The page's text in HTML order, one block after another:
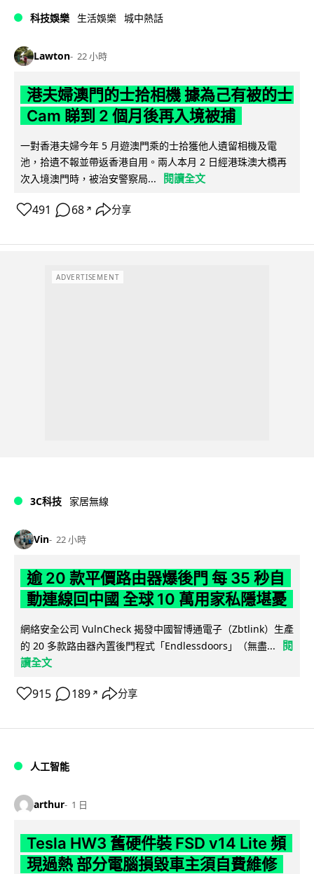
科技娛樂 生活娛樂 城中熱話
Lawton 22 小時
港夫婦澳門的士拾相機 據為己有被的士
Cam 睇到 2 個月後再入境被捕
一對香港夫婦今年 5 月遊澳門乘的士拾獲他人遺留相機及電
池，拾遺不報並帶返香港自用。兩人本月 2 日經港珠澳大橋再
次入境澳門時，被治安警察局...
閱讀全文
491 68 ↗ 分享
ADVERTISEMENT
3C科技 家居無線
Vin 22 小時
逾 20 款平價路由器爆後門 每 35 秒自
動連線回中國 全球 10 萬用家私隱堪憂
網絡安全公司 VulnCheck 揭發中國智博通電子（Zbtlink）生產
的 20 多款路由器內置後門程式「Endlessdoors」（無盡...
閱
讀全文
915 189 ↗ 分享
人工智能
arthur 1 日
Tesla HW3 舊硬件裝 FSD v14 Lite 頻
現過熱 部分電腦損毀車主須自費維修